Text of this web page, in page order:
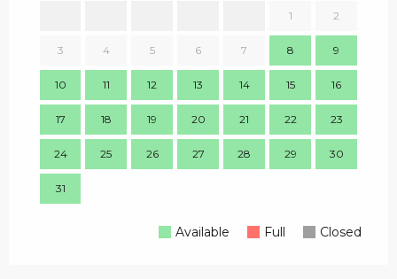
1 2
3 4 5 6 7 8 9
10 11 12 13 14 15 16
17 18 19 20 21 22 23
24 25 26 27 28 29 30
31
Available Full Closed